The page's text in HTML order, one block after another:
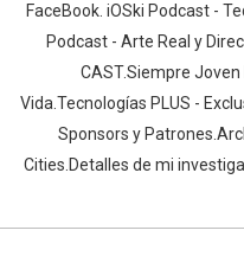
FaceBook. iOSki Podcast -
Podcast - Arte Real y
CAST.Siempre
Vida.Tecnologías PLUS -
Sponsors y
Cities.Detalles de mi